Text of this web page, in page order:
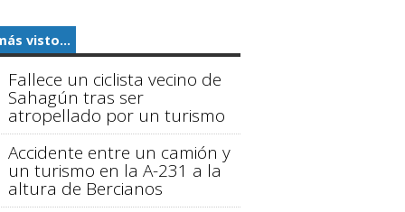
visto...
Fallece un ciclista vecino de
Sahagún tras ser
atropellado por un turismo
Accidente entre un camión y
un turismo en la A-231 a la
altura de Bercianos